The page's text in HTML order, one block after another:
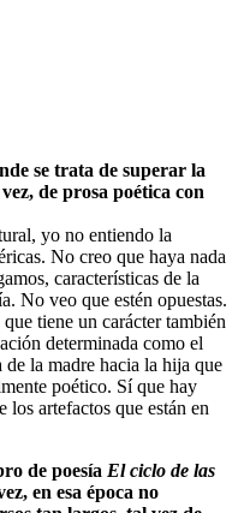
se trata de superar la
de prosa poética con
yo no entiendo la
No creo que haya nada
características de la
No veo que estén opuestas.
tiene un carácter también
determinada como el
de la madre hacia la hija que
poético. Sí que hay
los artefactos que están en
de poesía El ciclo de las
en esa época no